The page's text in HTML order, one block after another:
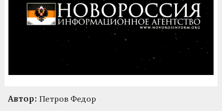
Автор: Петров Федор